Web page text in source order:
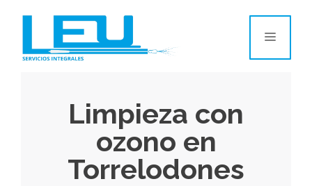
Limpieza con
ozono en
Torrelodones